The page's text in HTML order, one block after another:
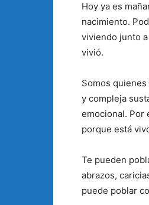
Hoy ya es
nacimiento.
viviendo junto
vivió.
Somos
y compleja
emocional. Por
porque está
Te pueden
abrazos,
puede poblar